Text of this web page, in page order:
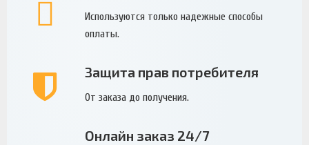
Используются только надежные способы
оплаты.
Защита прав потребителя
От заказа до получения.
Онлайн заказ 24/7